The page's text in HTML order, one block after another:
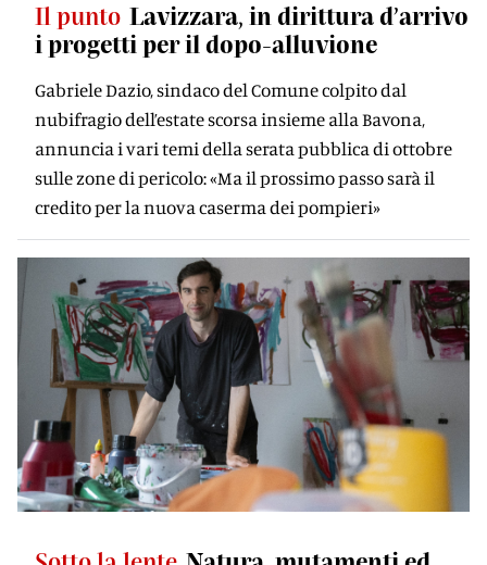
Il punto Lavizzara, in dirittura d’arrivo
i progetti per il dopo-alluvione
Gabriele Dazio, sindaco del Comune colpito dal
nubifragio dell’estate scorsa insieme alla Bavona,
annuncia i vari temi della serata pubblica di ottobre
sulle zone di pericolo: «Ma il prossimo passo sarà il
credito per la nuova caserma dei pompieri»